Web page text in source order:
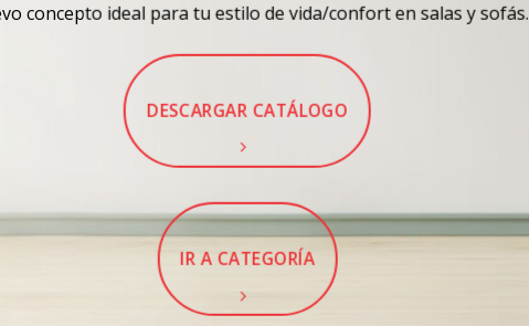
concepto ideal para tu estilo de vida/confort en salas y sofás.
DESCARGAR CATÁLOGO
IR A CATEGORÍA